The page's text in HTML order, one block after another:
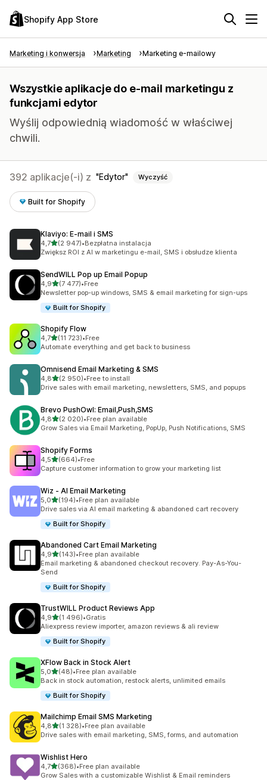
Shopify App Store
Marketing i konwersja Marketing Marketing e-mailowy
Wszystkie aplikacje do e-mail marketingu z
funkcjami edytor
Wyślij odpowiednią wiadomość w właściwej
chwili.
392 aplikacje(-i) z Edytor Wyczyść
Built for Shopify
Klaviyo: E‑mail i SMS
4,7na 5 gwiazdek
(2 947)
Łączna liczba recenzji: 2947
•Bezpłatna instalacja
Zwiększ ROI z AI w marketingu e-mail, SMS i obsłudze klienta
SendWILL Pop up Email Popup
4,9na 5 gwiazdek
(7 477)
Łączna liczba recenzji: 7477
•Free
Newsletter pop-up windows, SMS & email marketing for sign-ups
Built for Shopify
Shopify Flow
4,7na 5 gwiazdek
(11 723)
Łączna liczba recenzji: 11723
•Free
Automate everything and get back to business
Omnisend Email Marketing & SMS
4,8na 5 gwiazdek
(2 950)
Łączna liczba recenzji: 2950
•Free to install
Drive sales with email marketing, newsletters, SMS, and popups
Brevo PushOwl: Email,Push,SMS
4,8na 5 gwiazdek
(2 020)
Łączna liczba recenzji: 2020
•Free plan available
Grow Sales via Email Marketing, PopUp, Push Notifications, SMS
Shopify Forms
4,5na 5 gwiazdek
(664)
Łączna liczba recenzji: 664
•Free
Capture customer information to grow your marketing list
Wiz ‑ AI Email Marketing
5,0na 5 gwiazdek
(194)
Łączna liczba recenzji: 194
•Free plan available
Drive sales via AI email marketing & abandoned cart recovery
Built for Shopify
Abandoned Cart Email Marketing
4,9na 5 gwiazdek
(143)
Łączna liczba recenzji: 143
•Free plan available
Email marketing & abandoned checkout recovery. Pay-As-You-
Send
Built for Shopify
TrustWILL Product Reviews App
4,9na 5 gwiazdek
(1 496)
Łączna liczba recenzji: 1496
•Gratis
Aliexpress review importer, amazon reviews & ali review
Built for Shopify
XFlow Back in Stock Alert
5,0na 5 gwiazdek
(48)
Łączna liczba recenzji: 48
•Free plan available
Back in stock automation, restock alerts, unlimited emails
Built for Shopify
Mailchimp Email SMS Marketing
4,8na 5 gwiazdek
(1 328)
Łączna liczba recenzji: 1328
•Free plan available
Drive sales with email marketing, SMS, forms, and automation
Wishlist Hero
4,7na 5 gwiazdek
(368)
Łączna liczba recenzji: 368
•Free plan available
Grow Sales with a customizable Wishlist & Email reminders